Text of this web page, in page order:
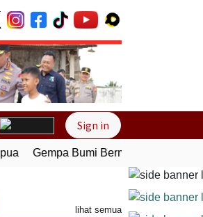
Next
Sign in
Gempa Bumi Bermagnitudo 4,0
lihat semua